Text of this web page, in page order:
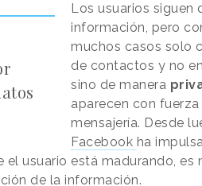
Los usuarios siguen
información, pero
muchos casos solo
de contactos y no
sino de manera
aparecen con
mensajería. Desde
Facebook ha
el usuario está madurando, es
de la información.